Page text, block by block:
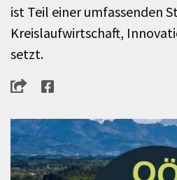
ist Teil einer umfassenden
Kreislaufwirtschaft,
setzt.